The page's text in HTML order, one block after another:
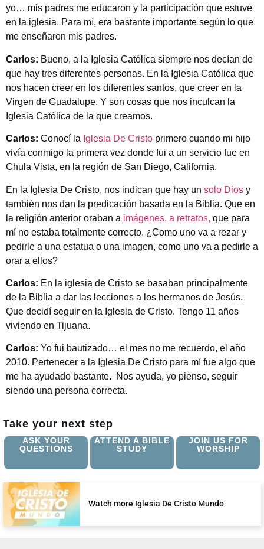
yo… mis padres me educaron y la participación que estuve
en la iglesia. Para mí, era bastante importante según lo que
me enseñaron mis padres.
Carlos: Bueno, a la Iglesia Católica siempre nos decían de
que hay tres diferentes personas. En la Iglesia Católica que
nos hacen creer en los diferentes santos, que creer en la
Virgen de Guadalupe. Y son cosas que nos inculcan la
Iglesia Católica de la que creamos.
Carlos: Conocí la Iglesia De Cristo primero cuando mi hijo
vivía conmigo la primera vez donde fui a un servicio fue en
Chula Vista, en la región de San Diego, California.
En la Iglesia De Cristo, nos indican que hay un solo Dios y
también nos dan la predicación basada en la Biblia. Que en
la religión anterior oraban a imágenes, a retratos, que para
mí no estaba totalmente correcto. ¿Como uno va a rezar y
pedirle a una estatua o una imagen, como uno va a pedirle a
orar a ellos?
Carlos: En la iglesia de Cristo se basaban principalmente
de la Biblia a dar las lecciones a los hermanos de Jesús.
Que decidí seguir en la Iglesia de Cristo. Tengo 11 años
viviendo en Tijuana.
Carlos: Yo fui bautizado… el mes no me recuerdo, el año
2010. Pertenecer a la Iglesia De Cristo para mí fue algo que
me ha ayudado bastante. Nos ayuda, yo pienso, seguir
siendo una persona correcta.
Take your next step
ASK YOUR
QUESTIONS
ATTEND A BIBLE
STUDY
JOIN US FOR
WORSHIP
Watch more Iglesia De Cristo Mundo